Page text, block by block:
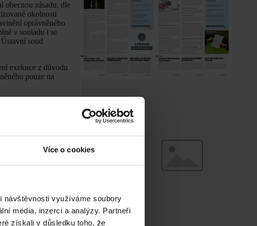
Více o cookies
návštěvnosti využíváme soubory
média, inzerci a analýzy. Partneři
získali v důsledku toho, že
obecnou zásadu, dle
okolnosti
oprávněného
v souladu i se
soud
exekuce z důvodu
pouze na
exekuce z důvodu
tedy jestliže podá
vždy o případy, kdy má
míry jeho zavinění na
hradit náklady
Lze ovšem
případech
by již před účinností